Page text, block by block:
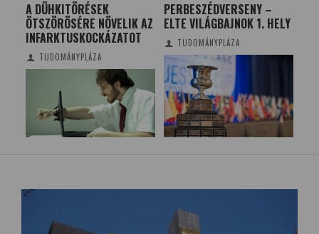
A DÜHKITÖRÉSEK
ÖTSZÖRÖSÉRE NÖVELIK AZ
INFARKTUSKOCKÁZATOT
TUDOMÁNYPLÁZA
PERBESZÉDVERSENY –
ELTE VILÁGBAJNOK 1. HELY
TUDOMÁNYPLÁZA